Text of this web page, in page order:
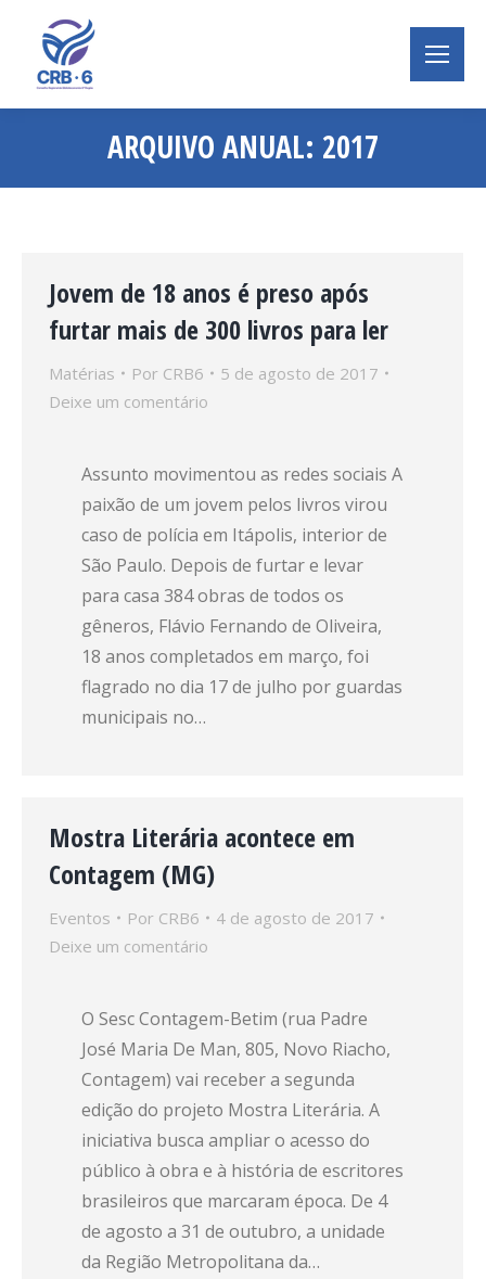
ARQUIVO ANUAL: 2017
Você está aqui:
Jovem de 18 anos é preso após
furtar mais de 300 livros para ler
Matérias Por CRB6
5 de agosto de 2017
Deixe um comentário
Assunto movimentou as redes sociais A
paixão de um jovem pelos livros virou
caso de polícia em Itápolis, interior de
São Paulo. Depois de furtar e levar
para casa 384 obras de todos os
gêneros, Flávio Fernando de Oliveira,
18 anos completados em março, foi
flagrado no dia 17 de julho por guardas
municipais no…
Mostra Literária acontece em
Contagem (MG)
Eventos Por CRB6
4 de agosto de 2017
Deixe um comentário
O Sesc Contagem-Betim (rua Padre
José Maria De Man, 805, Novo Riacho,
Contagem) vai receber a segunda
edição do projeto Mostra Literária. A
iniciativa busca ampliar o acesso do
público à obra e à história de escritores
brasileiros que marcaram época. De 4
de agosto a 31 de outubro, a unidade
da Região Metropolitana da…